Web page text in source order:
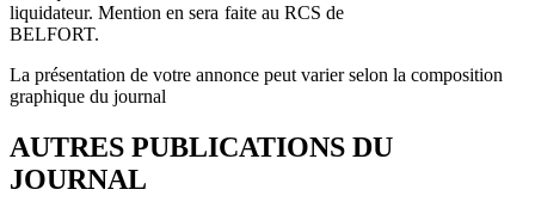
liquidateur. Mention en sera faite au RCS de
BELFORT.
La présentation de votre annonce peut varier selon la composition
graphique du journal
AUTRES PUBLICATIONS DU
JOURNAL